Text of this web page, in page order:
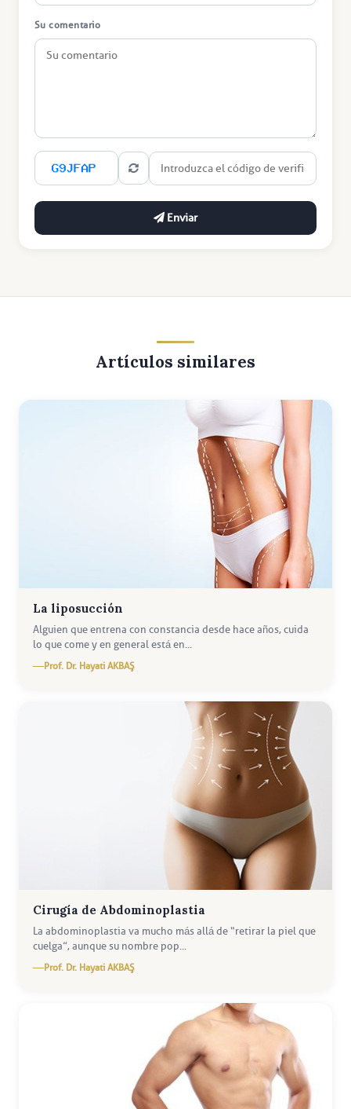
Su comentario
Enviar
Artículos similares
La liposucción
Alguien que entrena con constancia desde hace años, cuida
lo que come y en general está en...
Prof. Dr. Hayati AKBAŞ
Cirugía de Abdominoplastia
La abdominoplastia va mucho más allá de “retirar la piel que
cuelga”, aunque su nombre pop...
Prof. Dr. Hayati AKBAŞ